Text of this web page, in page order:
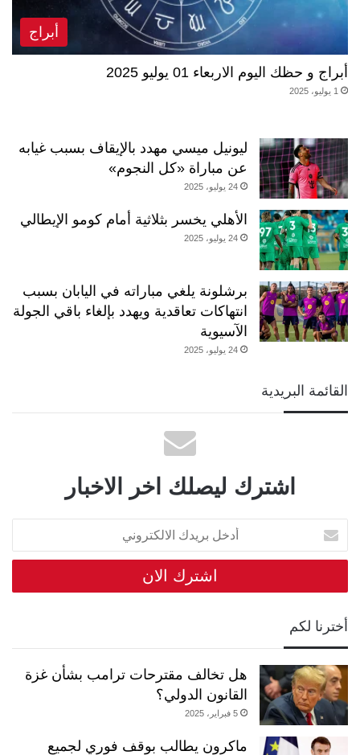
أبراج
أبراج و حظك اليوم الاربعاء 01 يوليو 2025
1 يوليو، 2025
ليونيل ميسي مهدد بالإيقاف بسبب غيابه
عن مباراة «كل النجوم»
24 يوليو، 2025
الأهلي يخسر بثلاثية أمام كومو الإيطالي
24 يوليو، 2025
برشلونة يلغي مباراته في اليابان بسبب
انتهاكات تعاقدية ويهدد بإلغاء باقي الجولة
الآسيوية
24 يوليو، 2025
القائمة البريدية
اشترك ليصلك اخر الاخبار
أدخل
بريدك
الالكتروني
أخترنا لكم
هل تخالف مقترحات ترامب بشأن غزة
القانون الدولي؟
5 فبراير، 2025
ماكرون يطالب بوقف فوري لجميع